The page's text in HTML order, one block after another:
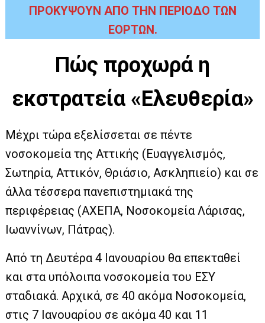
ΠΡΟΚΥΨΟΥΝ ΑΠΟ ΤΗΝ ΠΕΡΙΟΔΟ ΤΩΝ
ΕΟΡΤΩΝ.
Πώς προχωρά η
εκστρατεία «Ελευθερία»
Mέχρι τώρα εξελίσσεται σε πέντε
νοσοκομεία της Αττικής (Ευαγγελισμός,
Σωτηρία, Αττικόν, Θριάσιο, Ασκληπιείο) και σε
άλλα τέσσερα πανεπιστημιακά της
περιφέρειας (ΑΧΕΠΑ, Νοσοκομεία Λάρισας,
Ιωαννίνων, Πάτρας).
Από τη Δευτέρα 4 Ιανουαρίου θα επεκταθεί
και στα υπόλοιπα νοσοκομεία του ΕΣΥ
σταδιακά. Αρχικά, σε 40 ακόμα Νοσοκομεία,
στις 7 Ιανουαρίου σε ακόμα 40 και 11